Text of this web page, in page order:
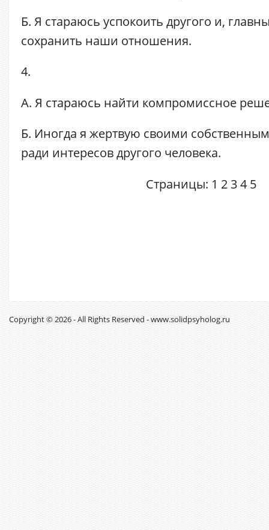
Б. Я стараюсь успокоить другого и,
сохранить наши отношения.
4.
А. Я стараюсь найти компромиссное
Б. Иногда я жертвую своими
ради интересов другого человека.
Страницы: 1 2 34 5
Copyright © 2026 - All Rights Reserved - www.solidpsyholog.ru